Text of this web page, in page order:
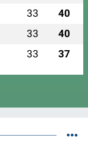
33 40
33 40
33 37